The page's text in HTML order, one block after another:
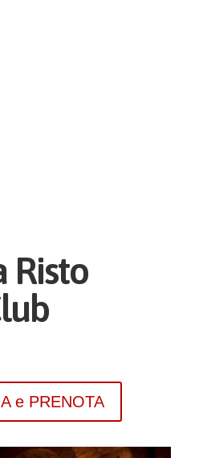
Risto
e PRENOTA